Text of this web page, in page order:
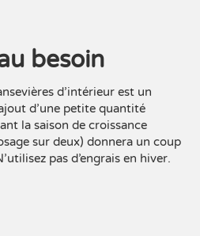
besoin
d’intérieur est un
d’une petite quantité
la saison de croissance
sur deux) donnera un coup
pas d’engrais en hiver.